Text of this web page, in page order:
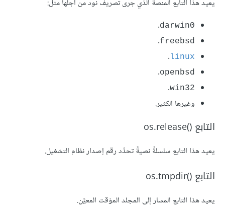
يعيد هذا التابع المنصة الذي جرى تصريف نود من أجلها مثل:
darwin0
.
freebsd
.
linux
.
openbsd
.
win32
.
وغيرها الكثير.
التابع os.release()‎
يعيد هذا التابع سلسلةً نصيةً تحدِّد رقم إصدار نظام التشغيل.
التابع os.tmpdir()‎
يعيد هذا التابع المسار إلى المجلد المؤقت المعيَّن.